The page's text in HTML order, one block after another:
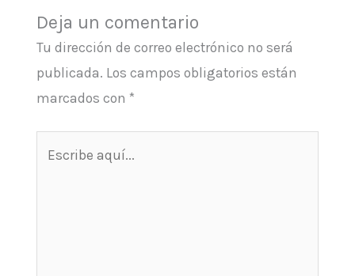
Deja un comentario
Tu dirección de correo electrónico no será
publicada. Los campos obligatorios están
marcados con *